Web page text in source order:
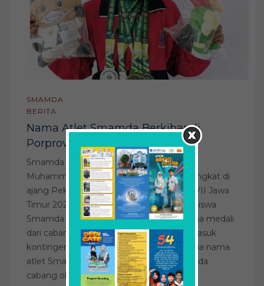
SMAMDA
BERITA
Nama Atlet Smamda Berkibar di
Porprov
Smamda – Nama atlet Smamda (SMA
Muhammadiyah 2) Surabaya kembali terangkat di
ajang Pekan Olahraga Provinsi (Porprov) VII Jawa
Timur 2022. Virgirina Salja Nafisah Islami, siswa
Smamda Surabaya, berhasil menyabet lima medali
dari cabang olahraga panjat tebing. Dia masuk
kontingen Kota Surabaya. Sebelumnya dua nama
atlet Smamda juga mendulang medali pada
cabang olahraga kempo dan wushu […]